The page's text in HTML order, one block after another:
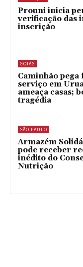
Prouni inicia
verificação das
inscrição
GOIÁS
Caminhão
serviço em
ameaça casas;
tragédia
SÃO PAULO
Armazém
pode receber
inédito do
Nutrição